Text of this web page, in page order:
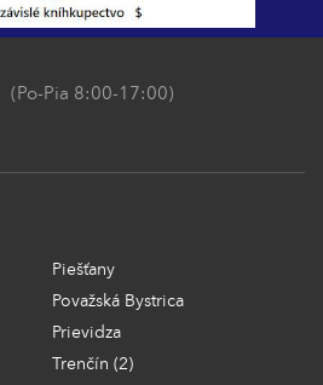
(Po-Pia 8:00-17:00)
Piešťany
Považská Bystrica
Prievidza
Trenčín (2)